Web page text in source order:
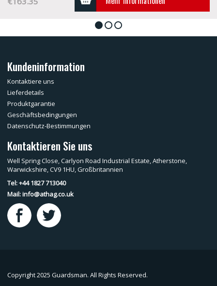
1 2 3
Kundeninformation
Kontaktiere uns
Lieferdetails
Produktgarantie
Geschäftsbedingungen
Datenschutz-Bestimmungen
Kontaktieren Sie uns
Well Spring Close, Carlyon Road Industrial Estate, Atherstone,
Warwickshire, CV9 1HU, Großbritannien
Tel: +44 1827 713040
Mail:info@athag.co.uk
Copyright 2025 Guardsman. All Rights Reserved.